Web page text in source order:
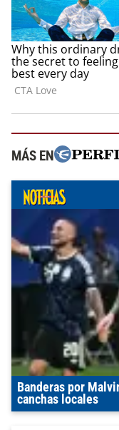
MÁS EN
Banderas por
canchas locales